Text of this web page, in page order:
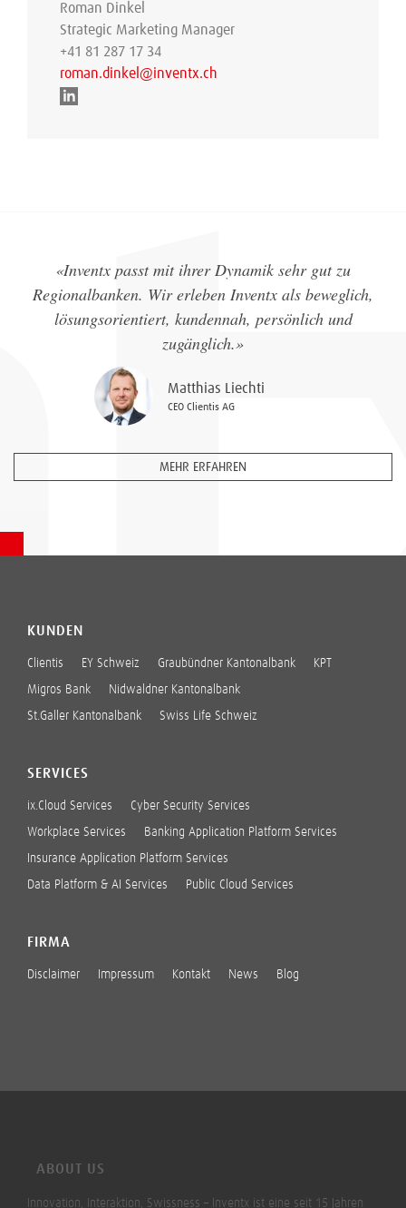
Roman Dinkel
Strategic Marketing Manager
+41 81 287 17 34
roman.dinkel@inventx.ch
«Inventx passt mit ihrer Dynamik sehr gut zu
Regionalbanken. Wir erleben Inventx als beweglich,
lösungsorientiert, kundennah, persönlich und
zugänglich.»
Matthias Liechti
CEO Clientis AG
MEHR ERFAHREN
KUNDEN
Clientis EY Schweiz Graubündner Kantonalbank KPT
Migros Bank Nidwaldner Kantonalbank
St.Galler Kantonalbank Swiss Life Schweiz
SERVICES
ix.Cloud Services Cyber Security Services
Workplace Services Banking Application Platform Services
Insurance Application Platform Services
Data Platform & AI Services Public Cloud Services
FIRMA
Disclaimer Impressum Kontakt News Blog
ABOUT US
Innovation, Interaktion, Swissness – Inventx ist eine seit 15 Jahren